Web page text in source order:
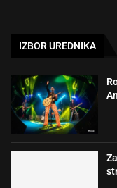
IZBOR UREDNIKA